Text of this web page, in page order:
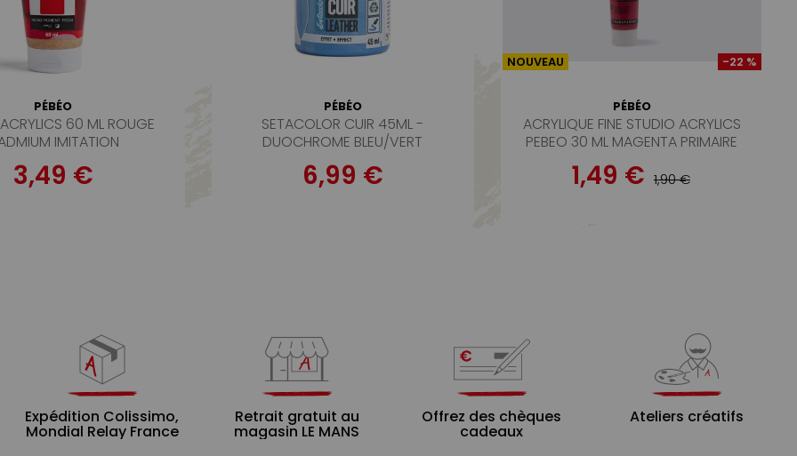
PÉBÉO
60 ML ROUGE
IMITATION
3,49 €
PÉBÉO
SETACOLOR CUIR 45ML -
DUOCHROME BLEU/VERT
6,99 €
NOUVEAU -22 %
PÉBÉO
ACRYLIQUE FINE STUDIO ACRYLICS
PEBEO 30 ML MAGENTA PRIMAIRE
1,49 € 1,90 €
Expédition Colissimo,
Mondial Relay France
Retrait gratuit au
magasin LE MANS
Offrez des chèques
cadeaux
Ateliers créatifs